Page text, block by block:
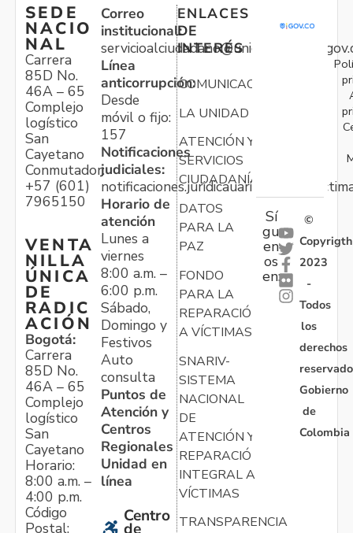
SEDE
NACIO
NAL
Carrera
85D No.
46A – 65
Complejo
logístico
San
Cayetano
Conmutador:
+57 (601)
7965150
VENTA
NILLA
ÚNICA
DE
RADIC
ACIÓN
Bogotá:
Carrera
85D No.
46A – 65
Complejo
logístico
San
Cayetano
Horario:
8:00 a.m. –
4:00 p.m.
Código
Postal:
Correo
institucional:
Línea
anticorrupción:
Desde
móvil o fijo:
157
Notificaciones
judiciales:
Horario de
atención
Lunes a
viernes
8:00 a.m. –
6:00 p.m.
Sábado,
Domingo y
Festivos
Auto
consulta
Puntos de
Atención y
Centros
Regionales
Unidad en
línea
Centro
ENLACES
DE
INTERÉS
COMUNICACIONES
LA UNIDAD
ATENCIÓN Y
SERVICIOS
CIUDADANÍA
DATOS
PARA LA
PAZ
FONDO
PARA LA
REPARACIÓN
A VÍCTIMAS
SNARIV-
SISTEMA
NACIONAL
DE
ATENCIÓN Y
REPARACIÓN
INTEGRAL A
VÍCTIMAS
TRANSPARENCIA
Sí
gu
en
os
en:
©
Copyrigth
2023
-
Todos
los
derechos
Gobierno
de
Colombia